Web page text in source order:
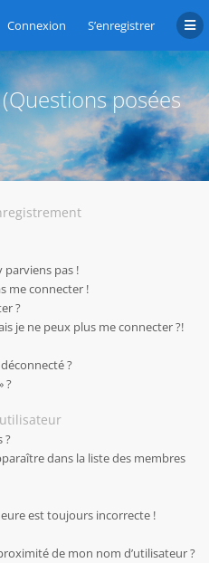
Connexion S’enregistrer
posées
parviens pas !
me connecter !
?
je ne peux plus me connecter ?!
?
?
?
dans la liste des membres
est toujours incorrecte !
de mon nom d’utilisateur ?